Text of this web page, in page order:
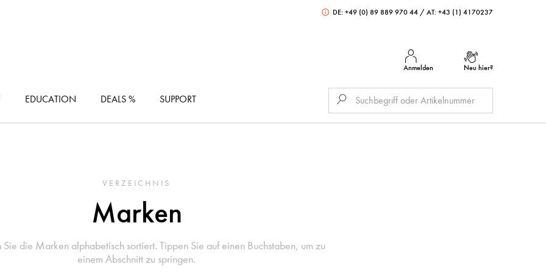
DE: +49 (0) 89 889 970 44 / AT: +43 (1) 4170237
Anmelden Neu hier?
EDUCATION DEALS % SUPPORT
VERZEICHNIS
Marken
Sie die Marken alphabetisch sortiert. Tippen Sie auf einen Buchstaben, um zu
einem Abschnitt zu springen.